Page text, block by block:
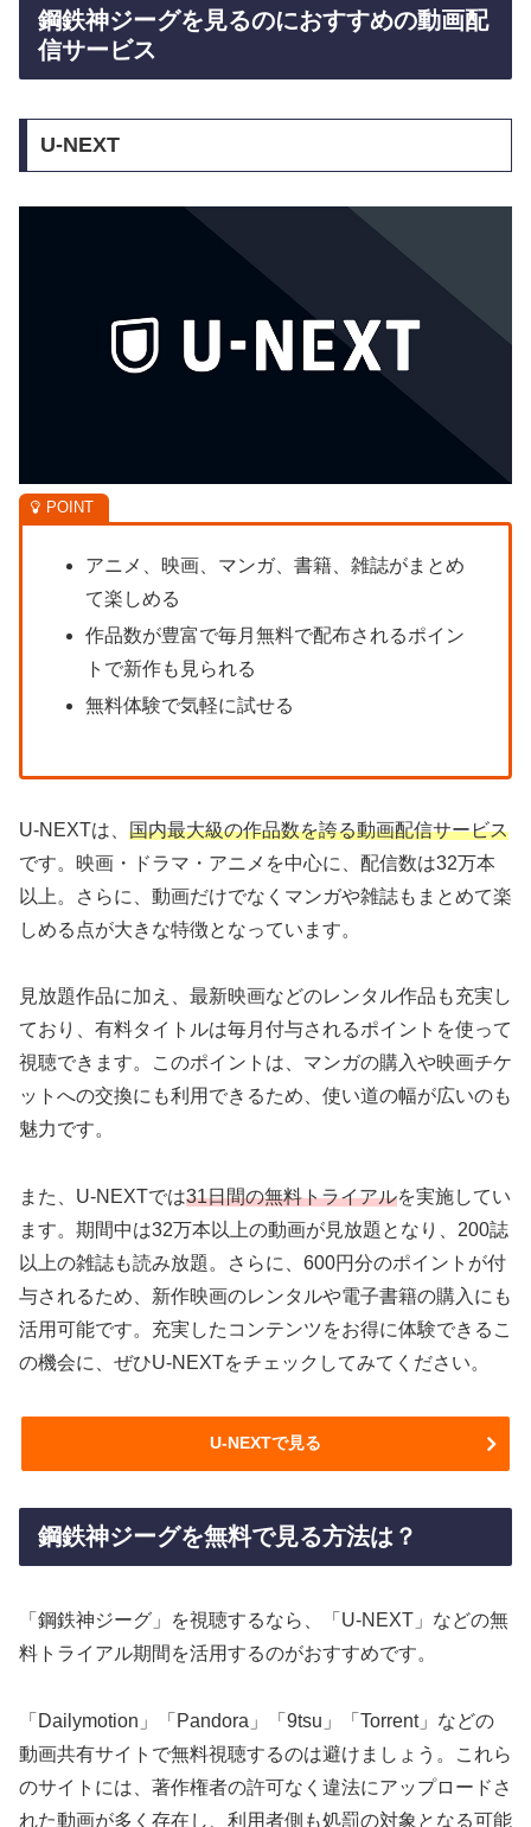
鋼鉄神ジーグを見るのにおすすめの動画配
信サービス
U-NEXT
アニメ、映画、マンガ、書籍、雑誌がまとめ
て楽しめる
作品数が豊富で毎月無料で配布されるポイン
トで新作も見られる
無料体験で気軽に試せる
U-NEXTは、 国内最大級の作品数を誇る動画配信サービス
です。映画・ドラマ・アニメを中心に、配信数は32万本
以上。さらに、動画だけでなくマンガや雑誌もまとめて楽
しめる点が大きな特徴となっています。
見放題作品に加え、最新映画などのレンタル作品も充実し
ており、有料タイトルは毎月付与されるポイントを使って
視聴できます。このポイントは、マンガの購入や映画チケ
ットへの交換にも利用できるため、使い道の幅が広いのも
魅力です。
また、U-NEXTでは31日間の無料トライアルを実施してい
ます。期間中は32万本以上の動画が見放題となり、200誌
以上の雑誌も読み放題。さらに、600円分のポイントが付
与されるため、新作映画のレンタルや電子書籍の購入にも
活用可能です。充実したコンテンツをお得に体験できるこ
の機会に、ぜひU-NEXTをチェックしてみてください。
U-NEXTで見る
鋼鉄神ジーグを無料で見る方法は？
「鋼鉄神ジーグ」を視聴するなら、「U-NEXT」などの無
料トライアル期間を活用するのがおすすめです。
「Dailymotion」「Pandora」「9tsu」「Torrent」などの
動画共有サイトで無料視聴するのは避けましょう。これら
のサイトには、著作権者の許可なく違法にアップロードさ
れた動画が多く存在し、利用者側も処罰の対象となる可能